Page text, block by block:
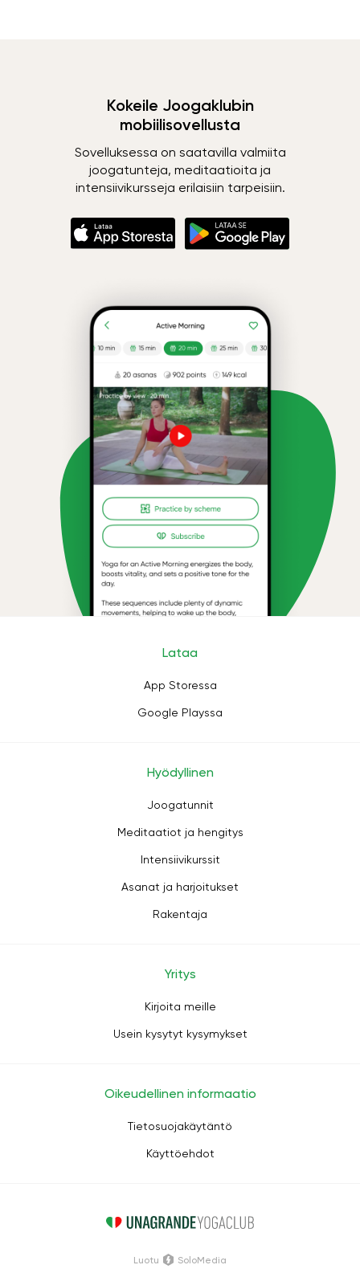
Kokeile Joogaklubin
mobiilisovellusta
Sovelluksessa on saatavilla valmiita
joogatunteja, meditaatioita ja
intensiivikursseja erilaisiin tarpeisiin.
Lataa
App Storessa
Google Playssa
Hyödyllinen
Joogatunnit
Meditaatiot ja hengitys
Intensiivikurssit
Asanat ja harjoitukset
Rakentaja
Yritys
Kirjoita meille
Usein kysytyt kysymykset
Oikeudellinen informaatio
Tietosuojakäytäntö
Käyttöehdot
Luotu SoloMedia